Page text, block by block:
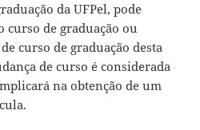
da UFPel, pode
de graduação ou
curso de graduação desta
de curso é considerada
na obtenção de um